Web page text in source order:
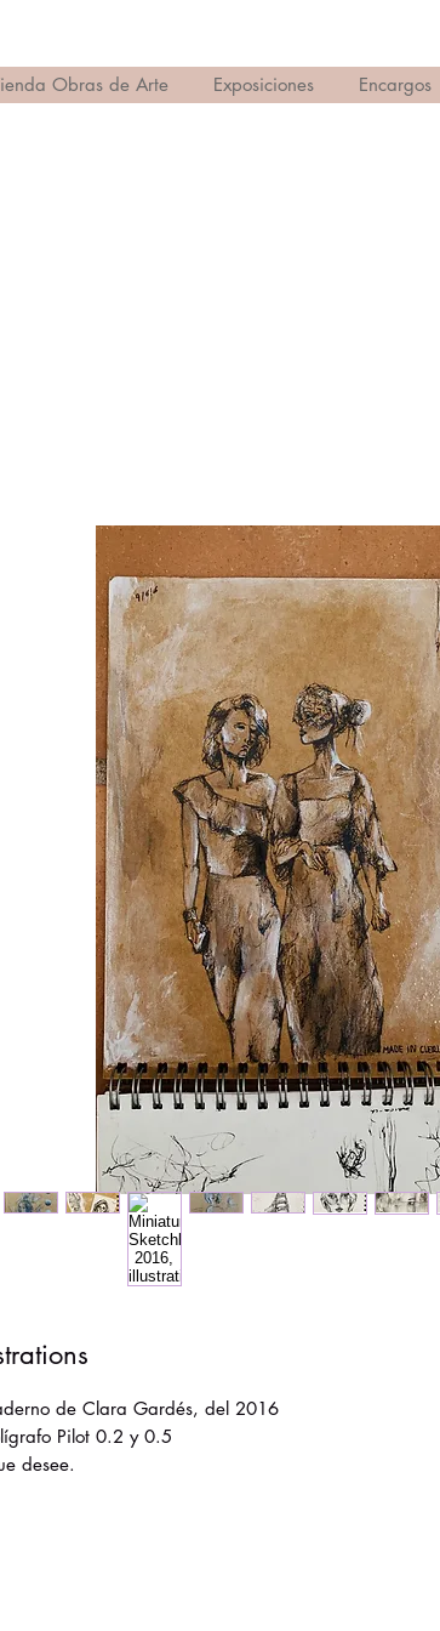
Obras de Arte Exposiciones Encargos
de Clara Gardés, del 2016
Pilot 0.2 y 0.5
desee.